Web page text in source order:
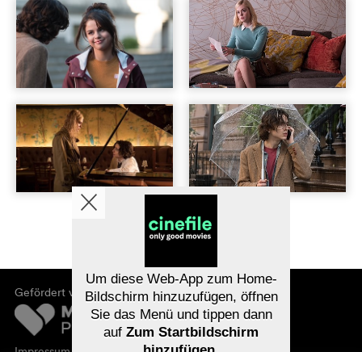
Gefördert von
Um diese Web-App zum Home-
Bildschirm hinzuzufügen, öffnen
Sie das Menü und tippen dann
auf Zum Startbildschirm